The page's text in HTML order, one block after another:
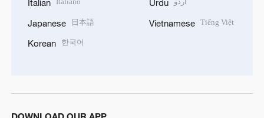
Italian
Japanese 日本語
Korean 한국어
Urdu
Vietnamese Tiếng Việt